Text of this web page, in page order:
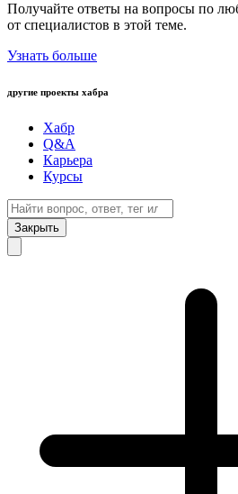
Получайте ответы на вопросы по
от специалистов в этой теме.
Узнать больше
другие проекты хабра
Хабр
Q&A
Карьера
Курсы
Закрыть